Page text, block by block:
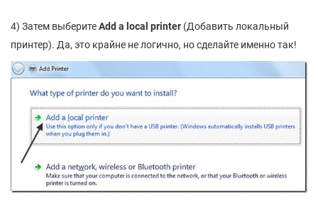
4) Затем выберитеAdd a local printer (Добавить локальный
принтер). Да, это крайне не логично, но сделайте именно так!